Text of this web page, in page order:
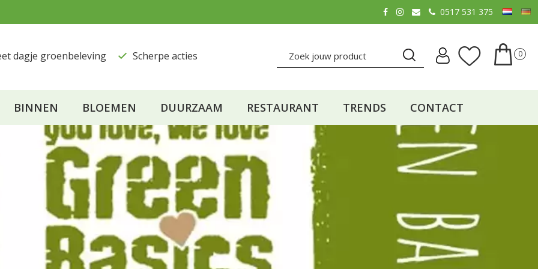
0517 531 375
dagje groenbeleving ​Scherpe acties
BINNEN BLOEMEN DUURZAAM RESTAURANT TRENDS CONTACT